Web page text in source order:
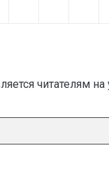
читателям